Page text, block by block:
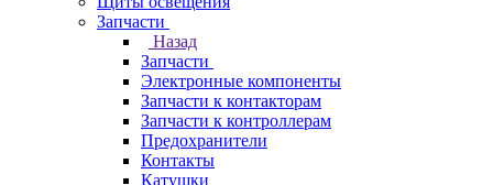
Запчасти
Назад
Запчасти
Электронные компоненты
Запчасти к контакторам
Запчасти к контроллерам
Предохранители
Контакты
Катушки